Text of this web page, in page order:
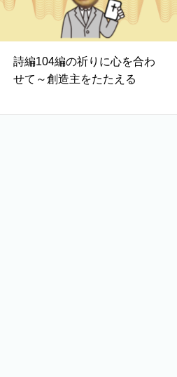
詩編104編の祈りに心を合わ
せて～創造主をたたえる